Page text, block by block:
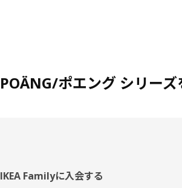
POÄNG/ポエング シリーズ
フ
IKEA Familyに入会する